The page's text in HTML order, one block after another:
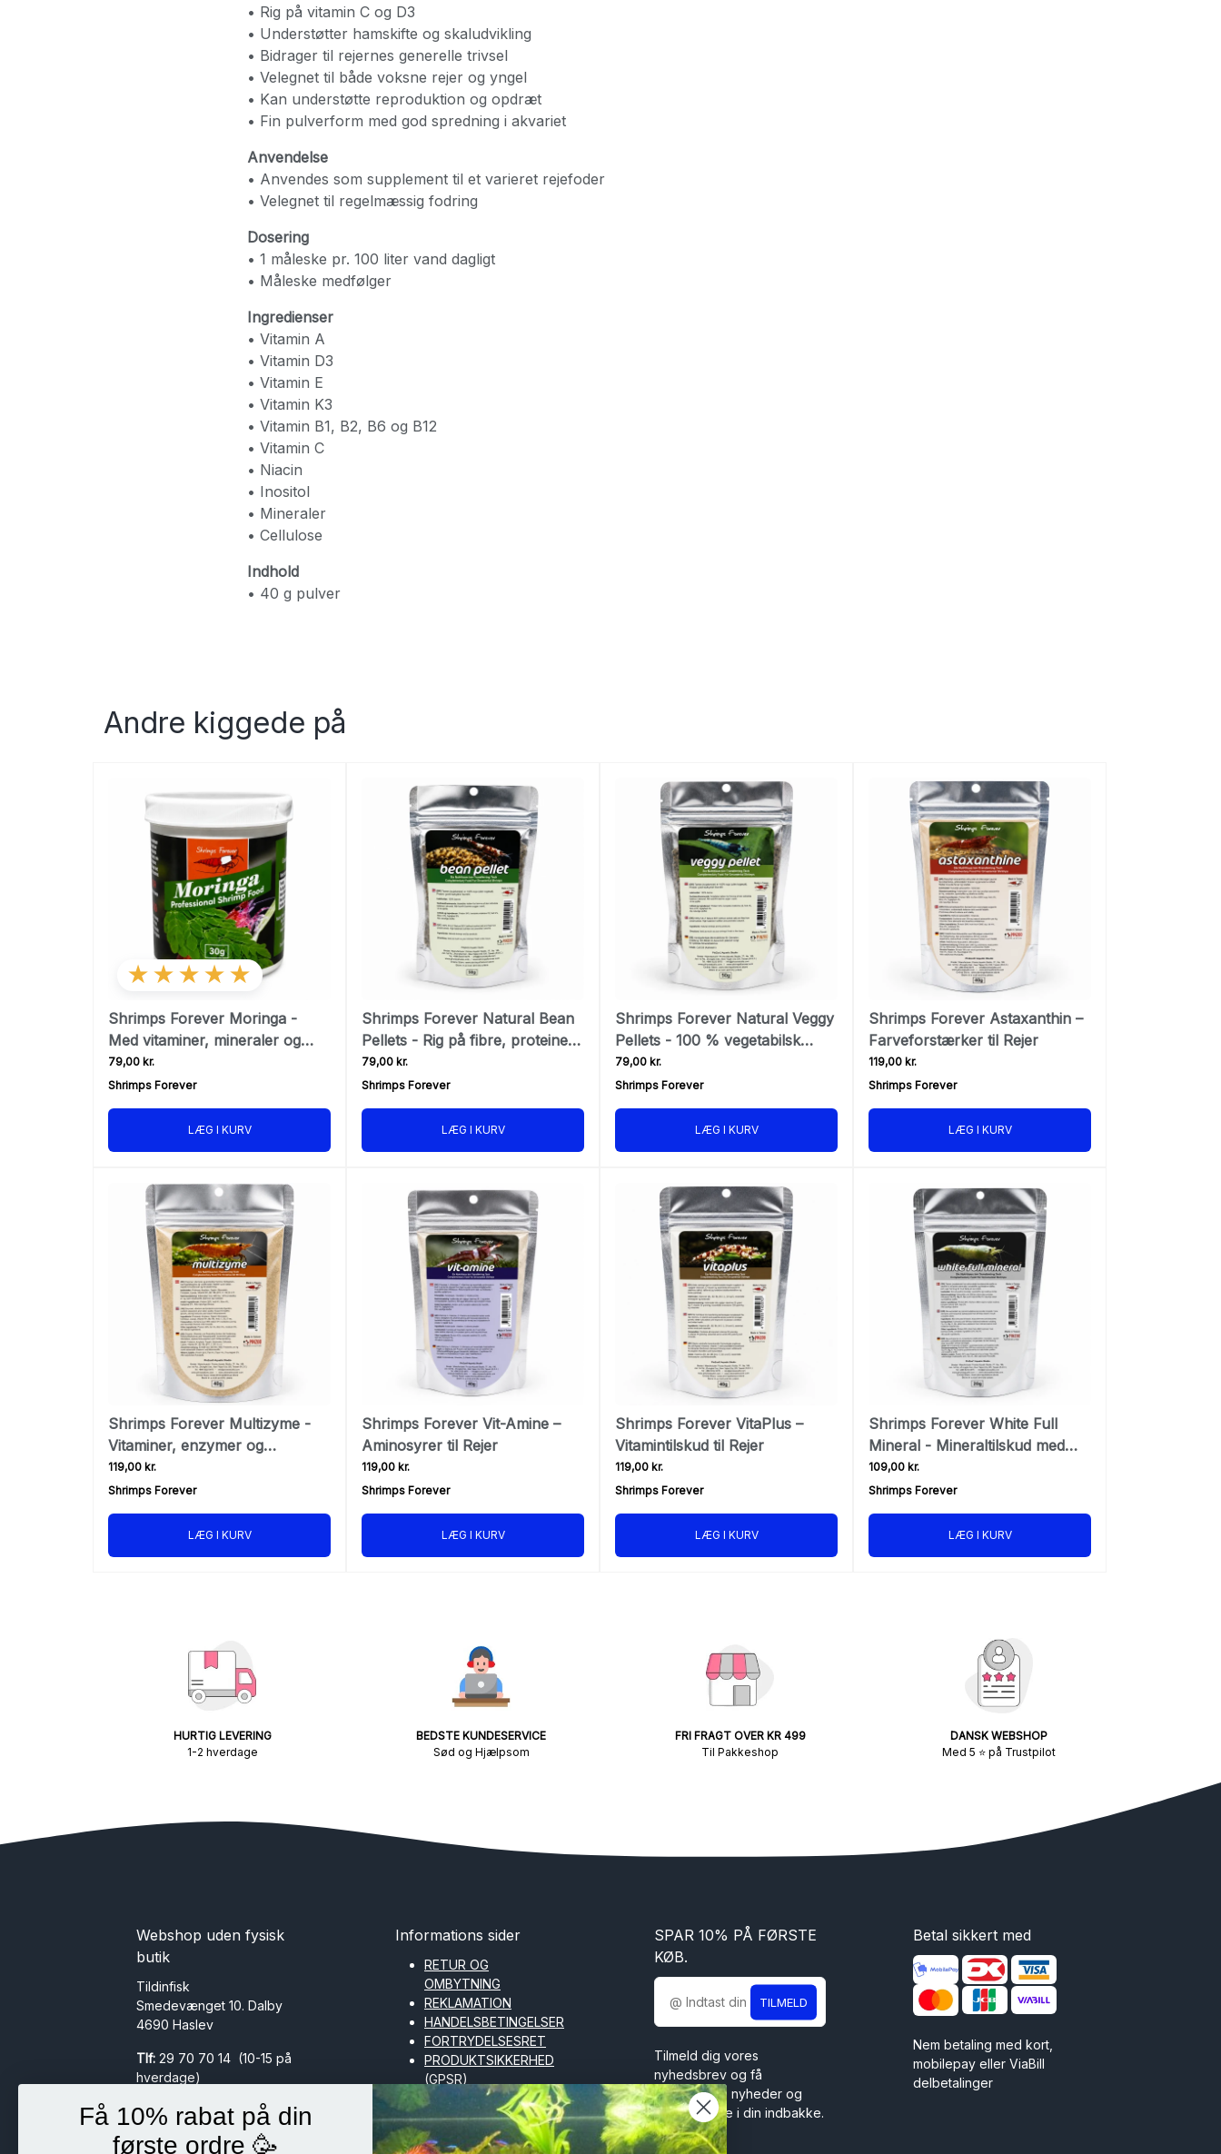
• Rig på vitamin C og D3
• Understøtter hamskifte og skaludvikling
• Bidrager til rejernes generelle trivsel
• Velegnet til både voksne rejer og yngel
• Kan understøtte reproduktion og opdræt
• Fin pulverform med god spredning i akvariet
Anvendelse
• Anvendes som supplement til et varieret rejefoder
• Velegnet til regelmæssig fodring
Dosering
• 1 måleske pr. 100 liter vand dagligt
• Måleske medfølger
Ingredienser
• Vitamin A
• Vitamin D3
• Vitamin E
• Vitamin K3
• Vitamin B1, B2, B6 og B12
• Vitamin C
• Niacin
• Inositol
• Mineraler
• Cellulose
Indhold
• 40 g pulver
Andre kiggede på
★★★★★
Shrimps Forever Moringa -
Med vitaminer, mineraler og
antioxidanter
79,00 kr.
Shrimps Forever
LÆG I KURV
Shrimps Forever Natural Bean
Pellets - Rig på fibre, proteiner
og mineraler
79,00 kr.
Shrimps Forever
LÆG I KURV
Shrimps Forever Natural Veggy
Pellets - 100 % vegetabilsk
rejefoder
79,00 kr.
Shrimps Forever
LÆG I KURV
Shrimps Forever Astaxanthin –
Farveforstærker til Rejer
119,00 kr.
Shrimps Forever
LÆG I KURV
Shrimps Forever Multizyme -
Vitaminer, enzymer og
mikroorganismer
119,00 kr.
Shrimps Forever
LÆG I KURV
Shrimps Forever Vit-Amine –
Aminosyrer til Rejer
119,00 kr.
Shrimps Forever
LÆG I KURV
Shrimps Forever VitaPlus –
Vitamintilskud til Rejer
119,00 kr.
Shrimps Forever
LÆG I KURV
Shrimps Forever White Full
Mineral - Mineraltilskud med
calcium
109,00 kr.
Shrimps Forever
LÆG I KURV
HURTIG LEVERING
1-2 hverdage
BEDSTE KUNDESERVICE
Sød og Hjælpsom
FRI FRAGT OVER KR 499
Til Pakkeshop
DANSK WEBSHOP
Med 5 ⭐ på Trustpilot
Webshop uden fysisk
butik
Tildinfisk
Smedevænget 10. Dalby
4690 Haslev
Tlf: 29 70 70 14 (10-15 på
hverdage)
CVR:
30611659 HS Invest
ApS
Informations sider
RETUR OG
OMBYTNING
REKLAMATION
HANDELSBETINGELSER
FORTRYDELSESRET
PRODUKTSIKKERHED
(GPSR)
COOKIES OG
PRIVATLIVSPOLITIK
FORTRYD KØB
SPAR 10% PÅ FØRSTE
KØB.
TILMELD
Tilmeld dig vores
nyhedsbrev og få
spændende nyheder og
tilbud direkte i din indbakke.
Betal sikkert med
Nem betaling med kort,
mobilepay eller ViaBill
delbetalinger
Få 10% rabat på din
første ordre 🥳